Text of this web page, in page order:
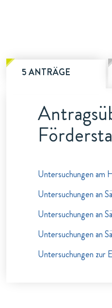
5 ANTRÄGE
Untersuchungen am
Untersuchungen an
Untersuchungen an
Untersuchungen an
Untersuchungen zur